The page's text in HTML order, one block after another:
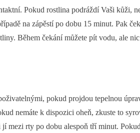
Pokud rostlina podráždí Vaši kůži,
na zápěstí po dobu 15 minut. Pak
Během čekání můžete pít vodu, ale
pokud projdou tepelnou
nemáte k dispozici oheň, zkuste to
jí mezi rty po dobu alespoň tří minut.